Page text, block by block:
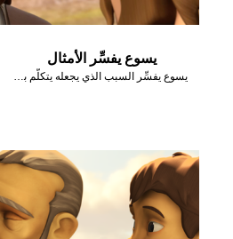
يسوع يفسِّر الأمثال
يسوع يفسِّر السبب الذي يجعله يتكلَّم بأمثال